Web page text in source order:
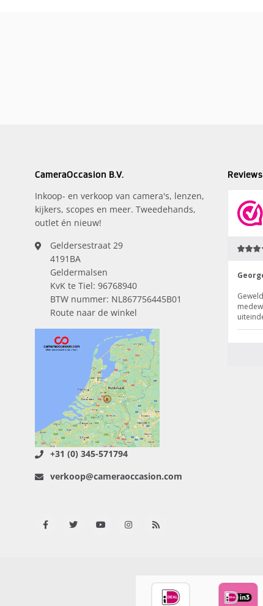
CameraOccasion B.V.
Inkoop- en verkoop van camera's, lenzen,
kijkers, scopes en meer. Tweedehands,
outlet én nieuw!
Geldersestraat 29
4191BA
Geldermalsen
KvK te Tiel: 96768940
BTW nummer: NL867756445B01
Route naar de winkel
+31 (0) 345-571794
verkoop@cameraoccasion.com
Reviews